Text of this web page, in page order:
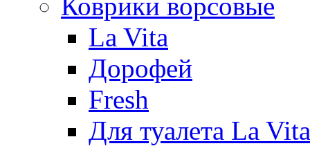
La Vita
Дорофей
Fresh
Для туалета La Vita